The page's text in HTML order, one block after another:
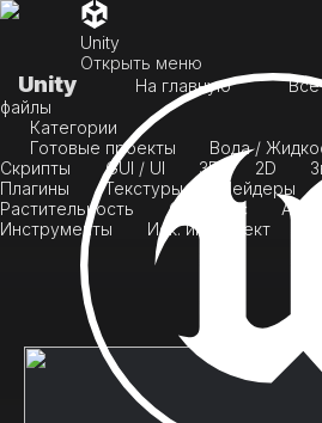
Unity
Открыть меню
Unity На главную Все
файлы
Категории
Готовые проекты
Вода /
Скрипты
GUI / UI 3D 2D
Плагины
Текстуры Шейдеры
Растительность
Скайбокс
Инструменты
Иск. интеллект